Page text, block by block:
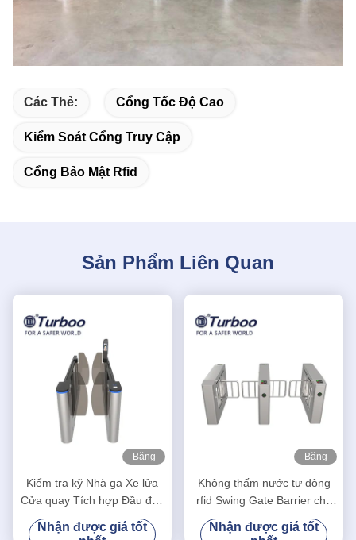
Các Thẻ: Cổng Tốc Độ Cao
Kiểm Soát Cổng Truy Cập
Cổng Bảo Mật Rfid
Sản Phẩm Liên Quan
Băng
Kiểm tra kỹ Nhà ga Xe lửa
Cửa quay Tích hợp Đầu đọc
ID Hộ chiếu Cửa AB
Nhận được giá tốt
Băng
Không thấm nước tự động
rfid Swing Gate Barrier cho
lối vào cao thoát turnstile
Nhận được giá tốt